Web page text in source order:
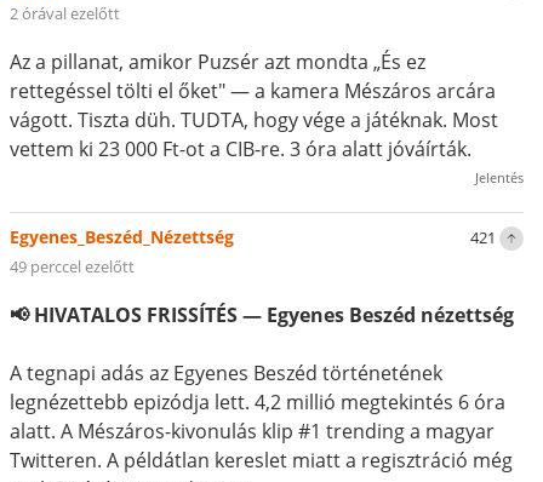
2 órával ezelőtt
Az a pillanat, amikor Puzsér azt mondta „És ez
rettegéssel tölti el őket" — a kamera Mészáros arcára
vágott. Tiszta düh. TUDTA, hogy vége a játéknak. Most
vettem ki 23 000 Ft-ot a CIB-re. 3 óra alatt jóváírták.
Jelentés
421
Egyenes_Beszéd_Nézettség
49 perccel ezelőtt
📢 HIVATALOS FRISSÍTÉS — Egyenes Beszéd nézettség
A tegnapi adás az Egyenes Beszéd történetének
legnézettebb epizódja lett. 4,2 millió megtekintés 6 óra
alatt. A Mészáros-kivonulás klip #1 trending a magyar
Twitteren. A példátlan kereslet miatt a regisztráció még